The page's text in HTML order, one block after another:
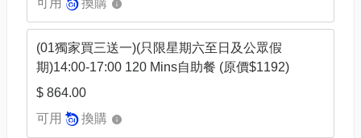
可用 換購
(01獨家買三送一)(只限星期六至日及公眾假
期)14:00-17:00 120 Mins自助餐 (原價$1192)
$ 864.00
可用
換購